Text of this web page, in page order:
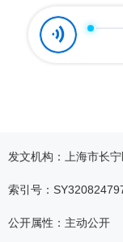
发文机构：上海市长
索引号：
公开属性：主动公开